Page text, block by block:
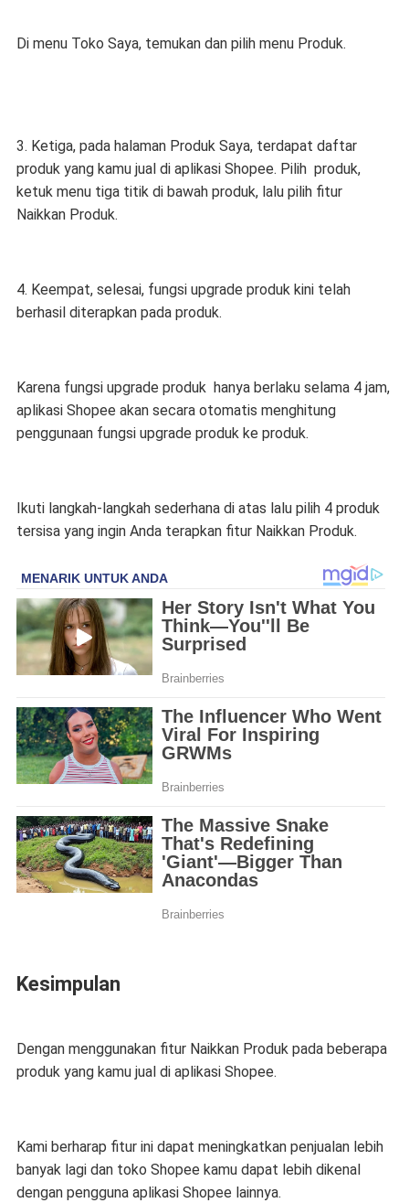
Di menu Toko Saya, temukan dan pilih menu Produk.
3. Ketiga, pada halaman Produk Saya, terdapat daftar
produk yang kamu jual di aplikasi Shopee. Pilih produk,
ketuk menu tiga titik di bawah produk, lalu pilih fitur
Naikkan Produk.
4. Keempat, selesai, fungsi upgrade produk kini telah
berhasil diterapkan pada produk.
Karena fungsi upgrade produk hanya berlaku selama 4 jam,
aplikasi Shopee akan secara otomatis menghitung
penggunaan fungsi upgrade produk ke produk.
Ikuti langkah-langkah sederhana di atas lalu pilih 4 produk
tersisa yang ingin Anda terapkan fitur Naikkan Produk.
Kesimpulan
Dengan menggunakan fitur Naikkan Produk pada beberapa
produk yang kamu jual di aplikasi Shopee.
Kami berharap fitur ini dapat meningkatkan penjualan lebih
banyak lagi dan toko Shopee kamu dapat lebih dikenal
dengan pengguna aplikasi Shopee lainnya.